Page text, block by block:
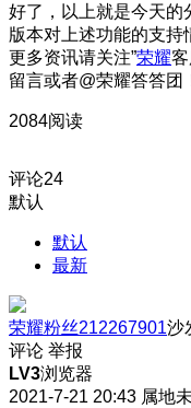
好了，以上就是今天的
版本对上述功能的支
更多资讯请关注”荣耀
留言或者@荣耀答答团
2084阅读
评论24
默认
默认
最新
荣耀粉丝212267901沙
评论 举报
LV3浏览器
2021-7-21 20:43 属地